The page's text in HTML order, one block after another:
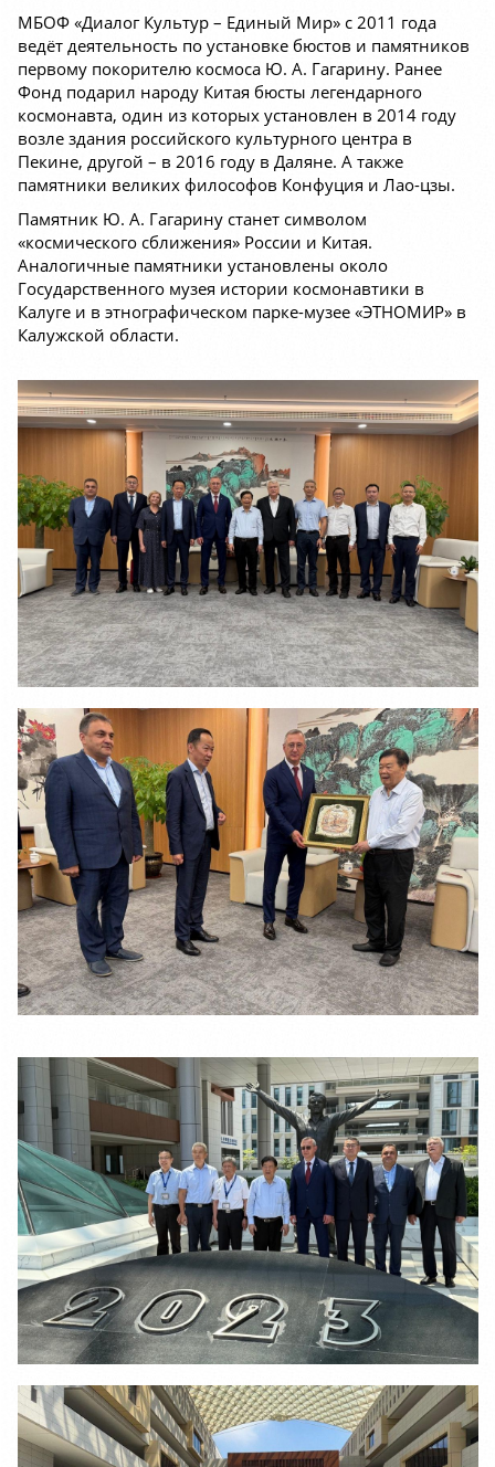
МБОФ «Диалог Культур – Единый Мир» с 2011 года
ведёт деятельность по установке бюстов и памятников
первому покорителю космоса Ю. А. Гагарину. Ранее
Фонд подарил народу Китая бюсты легендарного
космонавта, один из которых установлен в 2014 году
возле здания российского культурного центра в
Пекине, другой – в 2016 году в Даляне. А также
памятники великих философов Конфуция и Лао-цзы.
Памятник Ю. А. Гагарину станет символом
«космического сближения» России и Китая.
Аналогичные памятники установлены около
Государственного музея истории космонавтики в
Калуге и в этнографическом парке-музее «ЭТНОМИР» в
Калужской области.